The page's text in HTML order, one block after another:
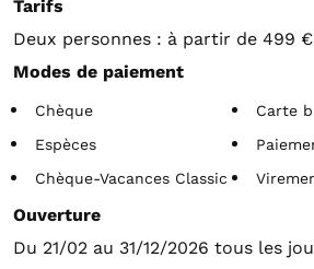
Tarifs
Deux personnes : à partir de 499
Modes de paiement
Chèque
Carte
Espèces
Chèque-Vacances Classic
Ouverture
Du 21/02 au 31/12/2026 tous les